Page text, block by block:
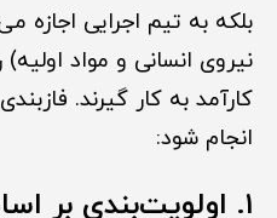
بلکه به تیم اجرایی اجازه
نیروی انسانی و مواد
کارآمد به کار گیرند.
انجام شود:
۱. اولویت‌بندی بر